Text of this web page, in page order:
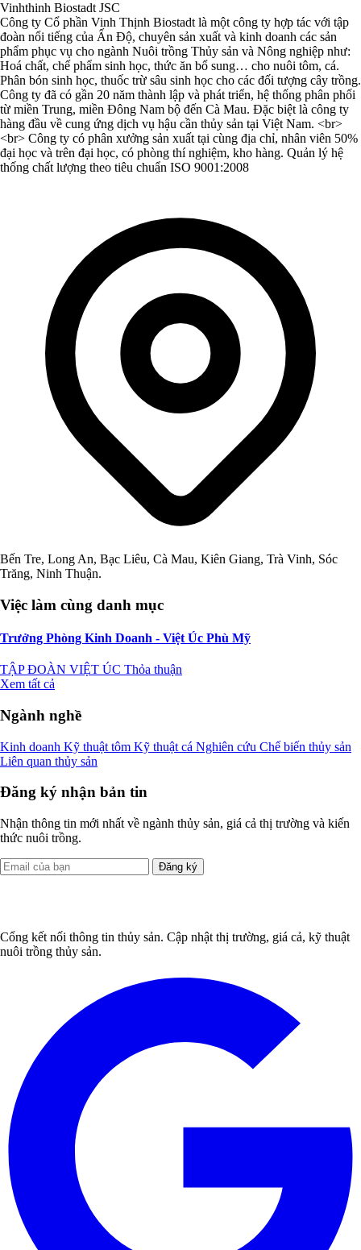
Vinhthinh Biostadt JSC
Công ty Cổ phần Vinh Thịnh Biostadt là một công ty hợp tác với tập
đoàn nổi tiếng của Ấn Độ, chuyên sản xuất và kinh doanh các sản
phẩm phục vụ cho ngành Nuôi trồng Thủy sản và Nông nghiệp như:
Hoá chất, chế phẩm sinh học, thức ăn bổ sung… cho nuôi tôm, cá.
Phân bón sinh học, thuốc trừ sâu sinh học cho các đối tượng cây trồng.
Công ty đã có gần 20 năm thành lập và phát triển, hệ thống phân phối
từ miền Trung, miền Đông Nam bộ đến Cà Mau. Đặc biệt là công ty
hàng đầu về cung ứng dịch vụ hậu cần thủy sản tại Việt Nam. <br>
<br> Công ty có phân xưởng sản xuất tại cùng địa chỉ, nhân viên 50%
đại học và trên đại học, có phòng thí nghiệm, kho hàng. Quản lý hệ
thống chất lượng theo tiêu chuẩn ISO 9001:2008
Bến Tre, Long An, Bạc Liêu, Cà Mau, Kiên Giang, Trà Vinh, Sóc
Trăng, Ninh Thuận.
Việc làm cùng danh mục
Trưởng Phòng Kinh Doanh - Việt Úc Phù Mỹ
TẬP ĐOÀN VIỆT ÚC Thỏa thuận
Xem tất cả
Ngành nghề
Kinh doanh Kỹ thuật tôm Kỹ thuật cá Nghiên cứu Chế biến thủy sản
Liên quan thủy sản
Đăng ký nhận bản tin
Nhận thông tin mới nhất về ngành thủy sản, giá cả thị trường và kiến
thức nuôi trồng.
Đăng ký
Cổng kết nối thông tin thủy sản. Cập nhật thị trường, giá cả, kỹ thuật
nuôi trồng thủy sản.